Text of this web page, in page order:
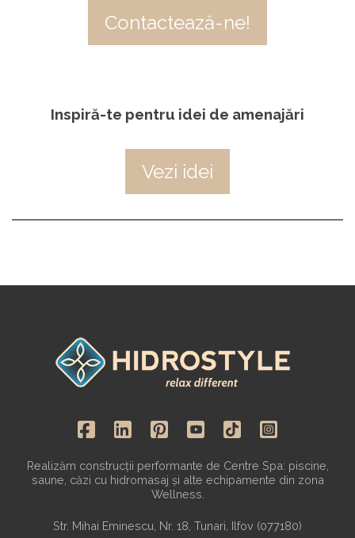
Contactează-ne!
Inspiră-te pentru idei de amenajări
Vezi idei
Realizăm construcții performante de Centre Spa: piscine,
saune, căzi cu hidromasaj și alte echipamente din zona
Wellness.
Str. Mihai Eminescu, Nr. 18, Tunari, Ilfov (077180)